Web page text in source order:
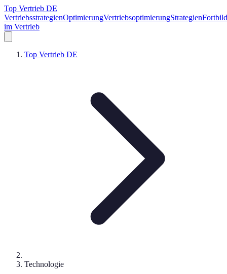
Top Vertrieb DE
VertriebsstrategienOptimierungVertriebsoptimierungStrategien
im Vertrieb
Top Vertrieb DE
Technologie